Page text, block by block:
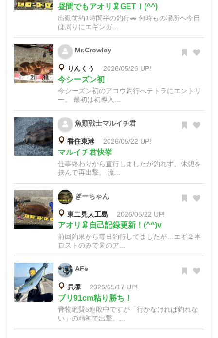
昼間でもアオリ🦑GET！(^^)
出勤前約1時間半の釣行🚗 何時もの場所へ今日
は周りにエギンガ...
Mr.Crowley
りんくう 2026/05/26 UP!
今シーズン初
今シーズン初のアコウ釣行へテトラにエントリ
ー。 最初は初導入...
魚類戦士マルイチ君
香住東港 2026/05/22 UP!
マルイチ君快挙
仕事終わりから直行しましたが釣れず、休憩を
挟んで再出撃。 流...
ぎーちゃん
東二見人工島 2026/05/22 UP!
アオリ🦑自己記録更新！(^^)v
前回釣果から毎日釣行してましたが…エギ２本
ロストのみで🦑のア...
AFe
貝塚 2026/05/17 UP!
ブリ91cm粘り勝ち！
青物絶賛5連敗中ですが「行かなければ釣れな
い」の精神で出撃。...